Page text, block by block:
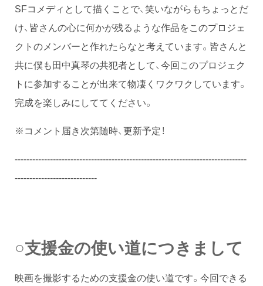
SFコメディとして描くことで、笑いながらもちょっとだ
け、皆さんの心に何かが残るような作品をこのプロジェ
クトのメンバーと作れたらなと考えています。皆さんと
共に僕も田中真琴の共犯者として、今回このプロジェク
トに参加することが出来て物凄くワクワクしています。
完成を楽しみにしててください。
※コメント届き次第随時、更新予定！
-------------------------------------------------------------------------------
----------------------------
○支援金の使い道につきまして
映画を撮影するための支援金の使い道です。今回できる